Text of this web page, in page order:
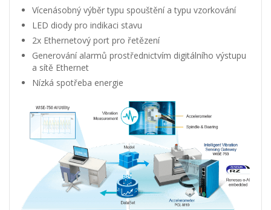
Vícenásobný výběr typu spouštění a typu vzorkování
LED diody pro indikaci stavu
2x Ethernetový port pro řetězení
Generování alarmů prostřednictvím digitálního výstupu
a sítě Ethernet
Nízká spotřeba energie